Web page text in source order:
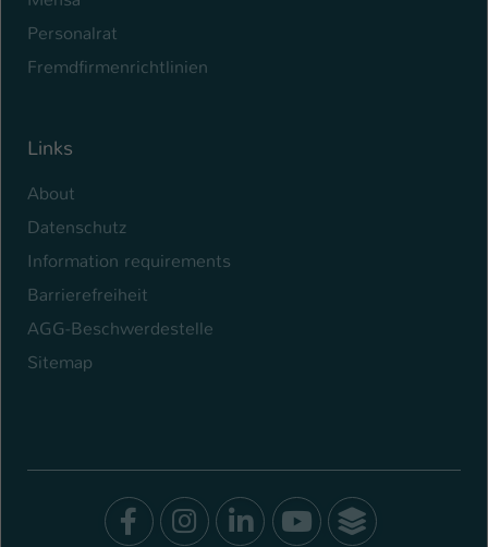
Personalrat
Fremdfirmenrichtlinien
Links
About
Datenschutz
Information requirements
Barrierefreiheit
AGG-Beschwerdestelle
Sitemap
Facebook
Instagram
LinkedIn
Youtube